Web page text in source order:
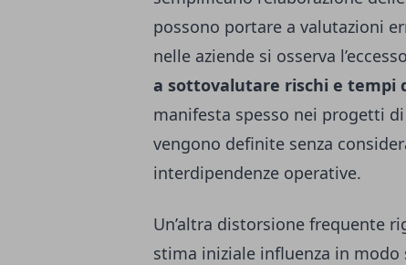
possono portare a valutazioni
nelle aziende si osserva
a sottovalutare rischi e tempi
manifesta spesso nei progetti
vengono definite senza
interdipendenze operative.
Un’altra distorsione frequente
stima iniziale influenza in